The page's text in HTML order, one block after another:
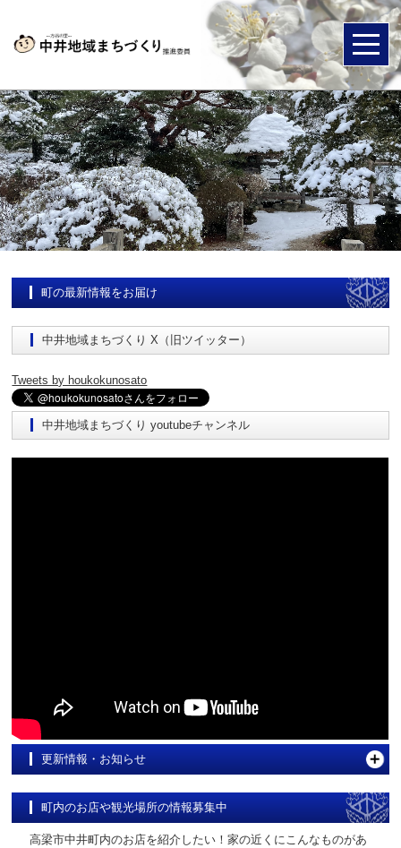
町の最新情報をお届け
中井地域まちづくり X（旧ツイッター）
Tweets by houkokunosato
中井地域まちづくり youtubeチャンネル
更新情報・お知らせ
町内のお店や観光場所の情報募集中
高梁市中井町内のお店を紹介したい！家の近くにこんなものがあ